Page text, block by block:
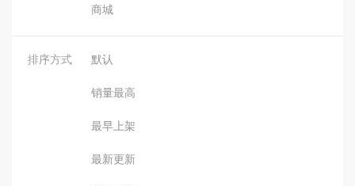
商城
排序方式 默认
销量最高
最早上架
最新更新